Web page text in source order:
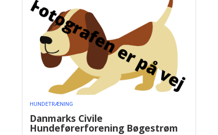
HUNDETRÆNING
Danmarks Civile
Hundeførerforening Bøgestrøm